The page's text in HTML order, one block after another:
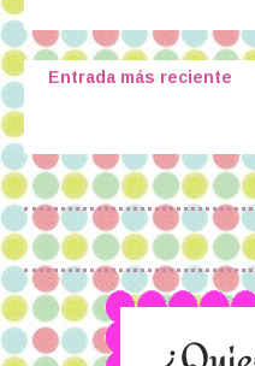
Entrada más reciente